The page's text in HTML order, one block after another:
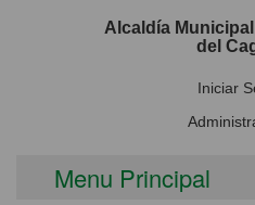
Alcaldía
del
Iniciar
Menu Principal